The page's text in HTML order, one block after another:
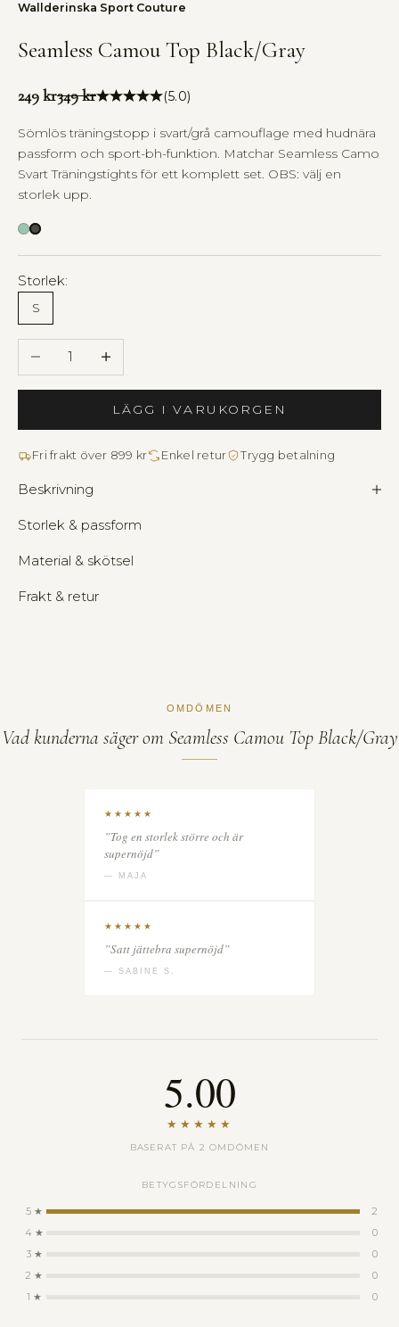
Wallderinska Sport Couture
Seamless Camou Top Black/Gray
Pris
249 krPris
349 kr (5.0)
Sömlös träningstopp i svart/grå camouflage med hudnära
passform och sport-bh-funktion. Matchar Seamless Camo
Svart Träningstights för ett komplett set. OBS: välj en
storlek upp.
Seamless Camou Top Mint
Storlek:
S
Minska antal Öka antal
LÄGG I VARUKORGEN
Fri frakt över 899 kr Enkel retur Trygg betalning
Beskrivning
Storlek & passform
Material & skötsel
Frakt & retur
OMDÖMEN
Vad kunderna sägerom Seamless Camou Top Black/Gray
★★★★★
”Tog en storlek större och är
supernöjd”
— MAJA
★★★★★
”Satt jättebra supernöjd”
— SABINE S.
5.00
★★★★★
BASERAT PÅ 2 OMDÖMEN
BETYGSFÖRDELNING
5 ★
2
4 ★
0
3 ★
0
2 ★
0
1 ★
0